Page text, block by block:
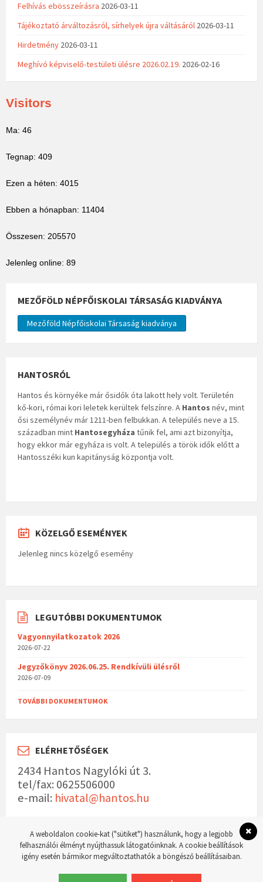
Felhívás ebösszeírásra 2026-03-11
Tájékoztató árváltozásról, sírhelyek újra váltásáról 2026-03-11
Hirdetmény 2026-03-11
Meghívó képviselő-testületi ülésre 2026.02.19. 2026-02-16
Visitors
Ma: 46
Tegnap: 409
Ezen a héten: 4015
Ebben a hónapban: 11404
Összesen: 205570
Jelenleg online: 89
MEZŐFÖLD NÉPFŐISKOLAI TÁRSASÁG KIADVÁNYA
Mezőföld Népfőiskolai Társaság kiadványa
HANTOSRÓL
Hantos és környéke már ősidők óta lakott hely volt. Területén
kő-kori, római kori leletek kerültek felszínre. A Hantos név, mint
ősi személynév már 1211-ben felbukkan. A település neve a 15.
században mint Hantosegyháza tűnik fel, ami azt bizonyítja,
hogy ekkor már egyháza is volt. A település a török idők előtt a
Hantosszéki kun kapitányság központja volt.
KÖZELGŐ ESEMÉNYEK
Jelenleg nincs közelgő esemény
LEGUTÓBBI DOKUMENTUMOK
Vagyonnyilatkozatok 2026
2026-07-22
Jegyzőkönyv 2026.06.25. Rendkívüli ülésről
2026-07-09
TOVÁBBI DOKUMENTUMOK
ELÉRHETŐSÉGEK
2434 Hantos Nagylóki út 3.
tel/fax: 0625506000
e-mail: hivatal@hantos.hu
© 2023 Hantos község hivatalos weboldala Készítette:WordPress Master weboldal
A weboldalon cookie-kat ("sütiket") használunk, hogy a legjobb
felhasználói élményt nyújthassuk látogatóinknak. A cookie beállítások
igény esetén bármikor megváltoztathatók a böngésző beállításaiban.